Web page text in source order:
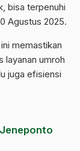
bisa terpenuhi
Agustus 2025.
memastikan
layanan umroh
juga efisiensi